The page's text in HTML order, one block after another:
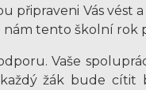
připraveni Vás vést
tento školní rok
Vaše
žák bude cítit